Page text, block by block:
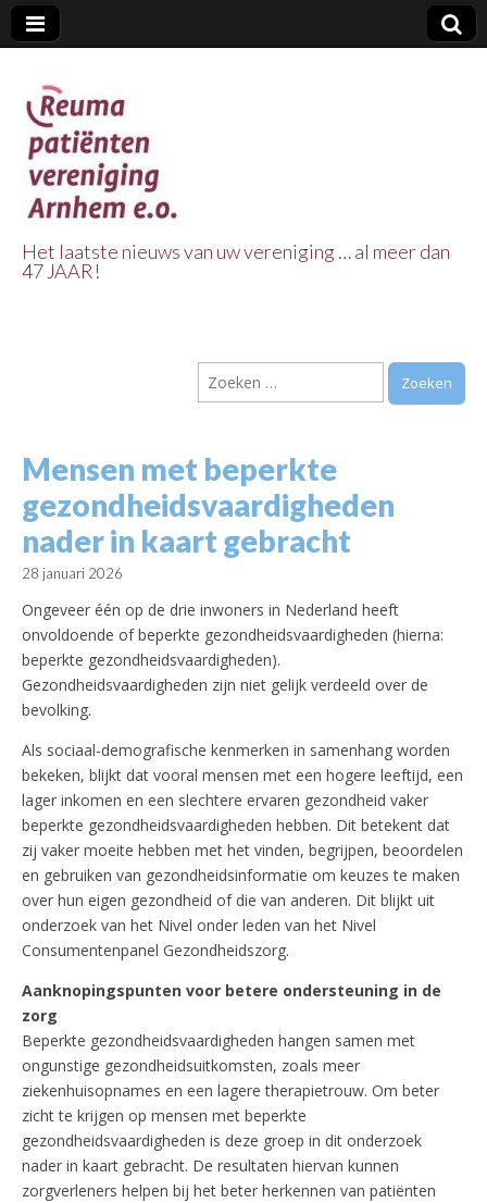
Vereniging
Arnhem e.o.
Het laatste nieuws van uw vereniging … al meer dan
47 JAAR!
Zoeken
naar:
Mensen met beperkte
gezondheidsvaardigheden
nader in kaart gebracht
28 januari 2026
Ongeveer één op de drie inwoners in Nederland heeft
onvoldoende of beperkte gezondheidsvaardigheden (hierna:
beperkte gezondheidsvaardigheden).
Gezondheidsvaardigheden zijn niet gelijk verdeeld over de
bevolking.
Als sociaal-demografische kenmerken in samenhang worden
bekeken, blijkt dat vooral mensen met een hogere leeftijd, een
lager inkomen en een slechtere ervaren gezondheid vaker
beperkte gezondheidsvaardigheden hebben. Dit betekent dat
zij vaker moeite hebben met het vinden, begrijpen, beoordelen
en gebruiken van gezondheidsinformatie om keuzes te maken
over hun eigen gezondheid of die van anderen. Dit blijkt uit
onderzoek van het Nivel onder leden van het Nivel
Consumentenpanel Gezondheidszorg.
Aanknopingspunten voor betere ondersteuning in de
zorg
Beperkte gezondheidsvaardigheden hangen samen met
ongunstige gezondheidsuitkomsten, zoals meer
ziekenhuisopnames en een lagere therapietrouw. Om beter
zicht te krijgen op mensen met beperkte
gezondheidsvaardigheden is deze groep in dit onderzoek
nader in kaart gebracht. De resultaten hiervan kunnen
zorgverleners helpen bij het beter herkennen van patiënten